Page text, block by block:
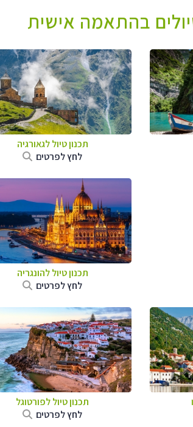
בהתאמה אישית
תכנון טיול לגאורגיה
לחץ לפרטים
תכנון טיול להונגריה
לחץ לפרטים
תכנון טיול לפורטוגל
לחץ לפרטים